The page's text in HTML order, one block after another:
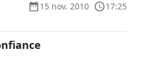
15 nov. 2010
17:25